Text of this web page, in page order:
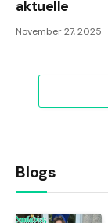
aktuelle
November 27, 2025
Blogs